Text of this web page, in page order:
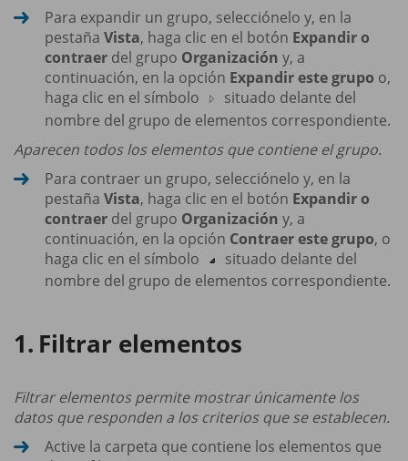
Para expandir un grupo, selecciónelo y, en la
pestaña Vista, haga clic en el botón Expandir o
contraer del grupo Organización y, a
continuación, en la opción Expandir este grupo o,
haga clic en el símbolo
situado delante del
nombre del grupo de elementos correspondiente.
Aparecen todos los elementos que contiene el grupo.
Para contraer un grupo, selecciónelo y, en la
pestaña Vista, haga clic en el botón Expandir o
contraer del grupo Organización y, a
continuación, en la opción Contraer este grupo, o
haga clic en el símbolo
situado delante del
nombre del grupo de elementos correspondiente.
Filtrar elementos
Filtrar elementos permite mostrar únicamente los
datos que responden a los criterios que se establecen.
Active la carpeta que contiene los elementos que